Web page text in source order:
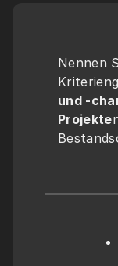
Nennen
und -
Projekte